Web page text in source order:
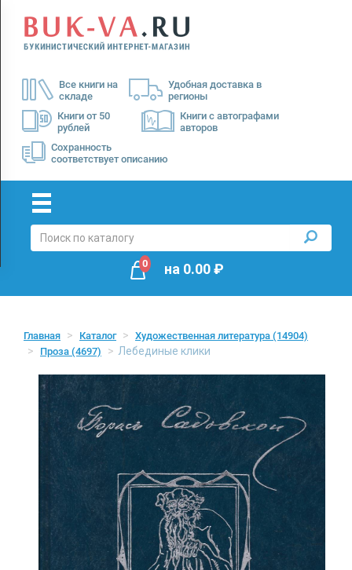
Все книги на
складе
Удобная доставка в
регионы
Книги от 50
рублей
Книги с автографами
авторов
Сохранность
соответствует описанию
Menu
Доставка
Оплата
0 на 0.00₽
Главная Каталог Художественная литература (14904)
Проза (4697) Лебединые клики